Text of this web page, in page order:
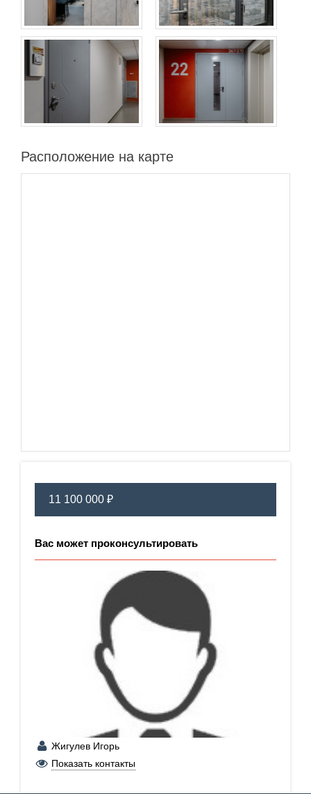
Расположение на карте
11 100 000 ₽
Вас может проконсультировать
Жигулев Игорь
+7 (929) 220-45-41
Показать контакты